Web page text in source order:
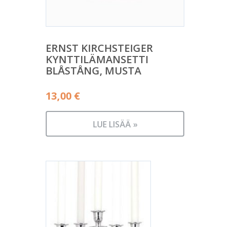
ERNST KIRCHSTEIGER
KYNTTILÄMANSETTI
BLÅSTÅNG, MUSTA
13,00 €
LUE LISÄÄ »